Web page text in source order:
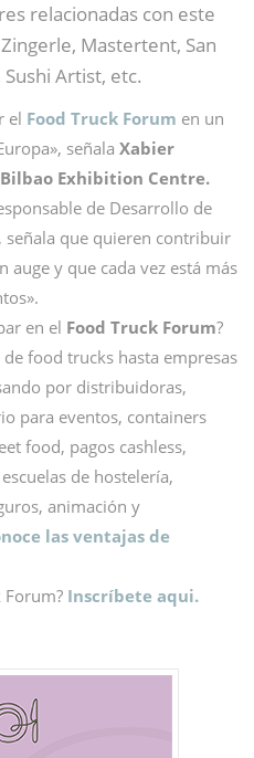
relacionadas con este
Mastertent, San
Artist, etc.
el Food Truck Forum en un
señala Xabier
Bilbao Exhibition Centre.
de Desarrollo de
señala que quieren contribuir
auge y que cada vez está más
en el Food Truck Forum?
food trucks hasta empresas
por distribuidoras,
para eventos, containers
food, pagos cashless,
de hostelería,
animación y
las ventajas de
Forum? Inscríbete aqui.